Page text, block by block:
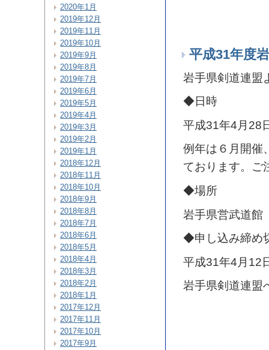
平成31年度
岩手県剣道連盟
◆日時
平成31年4月28
例年は６月開催
ております。ご
◆場所
岩手県営武道館
◆申し込み締め
平成31年4月12
岩手県剣道連盟
2020年1月
2019年12月
2019年11月
2019年10月
2019年9月
2019年8月
2019年7月
2019年6月
2019年5月
2019年4月
2019年3月
2019年2月
2019年1月
2018年12月
2018年11月
2018年10月
2018年9月
2018年8月
2018年7月
2018年6月
2018年5月
2018年4月
2018年3月
2018年2月
2018年1月
2017年12月
2017年11月
2017年10月
2017年9月